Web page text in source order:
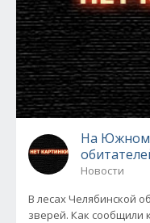
На Южном
Новости
В лесах Челябинской
зверей. Как сообщили